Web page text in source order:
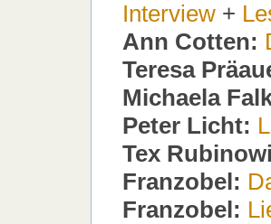
Interview +
Ann Cotten:
Teresa
Michaela
Peter Licht:
Tex
Franzobel:
Franzobel: